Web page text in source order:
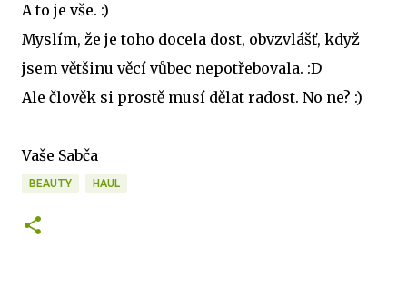
A to je vše. :)
Myslím, že je toho docela dost, obvzvlášť, když
jsem většinu věcí vůbec nepotřebovala. :D
Ale člověk si prostě musí dělat radost. No ne? :)
Vaše Sabča
BEAUTY HAUL